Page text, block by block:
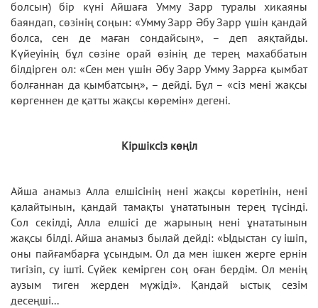
болсын) бір күні Айшаға Умму Зарр туралы хикаяны
баяндап, сөзінің соңын: «Умму Зарр Әбу Зарр үшін қандай
болса, сен де маған сондайсың», – деп аяқтайды.
Күйеуінің бұл сөзіне орай өзінің де терең махаббатын
білдірген ол: «Сен мен үшін Әбу Зарр Умму Заррға қымбат
болғаннан да қымбатсың», – дейді. Бұл – «сіз мені жақсы
көргеннен де қатты жақсы көремін» дегені.
Кіршіксіз көңіл
Айша анамыз Алла елшісінің нені жақсы көретінін, нені
қалайтынын, қандай тамақты ұнататынын терең түсінді.
Сол секілді, Алла елшісі де жарының нені ұнататынын
жақсы білді. Айша анамыз былай дейді: «Ыдыстан су ішіп,
оны пайғамбарға ұсындым. Ол да мен ішкен жерге ернін
тигізіп, су ішті. Сүйек кемірген соң оған бердім. Ол менің
аузым тиген жерден мүжіді». Қандай ыстық сезім
десеңші...